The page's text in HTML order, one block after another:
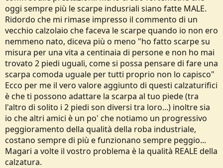
oggi sempre più le scarpe indusriali siano fatte MALE.
Ridordo che mi rimase impresso il commento di un
vecchio calzolaio che faceva le scarpe quando io non ero
nemmeno nato, diceva più o meno "ho fatto scarpe su
misura per una vita a centinaia di persone e non ho mai
trovato 2 piedi uguali, come si possa pensare di fare una
scarpa comoda uguale per tutti proprio non lo capisco"
Ecco per me il vero valore aggiunto di questi calzaturifici
è che ti possono adattare la scarpa al tuo piede (tra
l'altro di solito i 2 piedi son diversi tra loro...) inoltre sia
io che altri amici è un po' che notiamo un progressivo
peggioramento della qualità della roba industriale,
costano sempre di più e funzionano sempre peggio...
Magari a volte il vostro problema è la qualità REALE della
calzatura.